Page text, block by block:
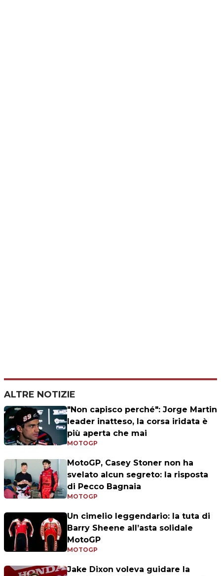
ALTRE NOTIZIE
"Non capisco perché": Jorge Martin
leader inatteso, la corsa iridata è
più aperta che mai
MOTOGP
MotoGP, Casey Stoner non ha
svelato alcun segreto: la risposta
di Pecco Bagnaia
MOTOGP
Un cimelio leggendario: la tuta di
Barry Sheene all’asta solidale
MotoGP
MOTOGP
Jake Dixon voleva guidare la